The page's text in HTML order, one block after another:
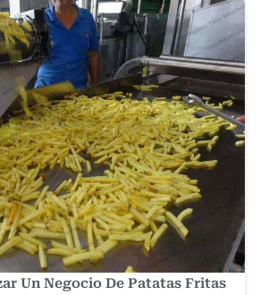
Un Negocio De Patatas Fritas